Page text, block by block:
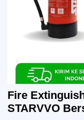
Fire
STARVVO